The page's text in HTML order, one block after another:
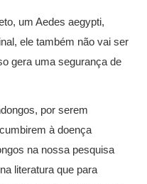
um Aedes aegypti,
ele também não vai ser
gera uma segurança de
por serem
à doença
na nossa pesquisa
literatura que para